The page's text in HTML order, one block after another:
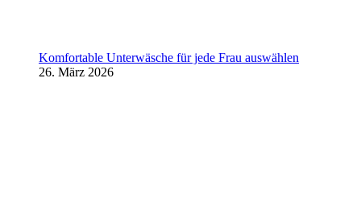
Komfortable Unterwäsche für jede Frau auswählen
26. März 2026